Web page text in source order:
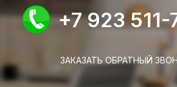
+7 923 511-
ЗАКАЗАТЬ ОБРАТНЫЙ